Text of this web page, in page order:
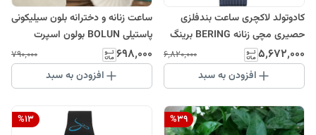
کادوتولد لاکچری ساعت بندفلزی
حصیری مچی زنانه BERING برینگ
سورمه ای نقره ای کیفیت عالی درجه
یک ضدحساسیت ضدآب رنگ ثابت
۵٬۶۷۲٬۰۰۰ ۶٬۸۲۰٬۰۰۰
افزودن به سبد
ساعت زنانه و دخترانه بلون سیلیکونی
پاستیلی BOLUN بولون اسپرت
فانتزی کادویی
۶۹۸٬۰۰۰ ۷۹۰٬۰۰۰
افزودن به سبد
%39
%13